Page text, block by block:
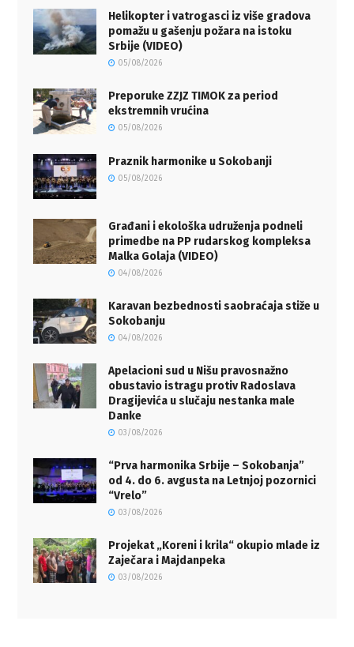
Helikopter i vatrogasci iz više gradova
pomažu u gašenju požara na istoku
Srbije (VIDEO)
05/08/2026
Preporuke ZZJZ TIMOK za period
ekstremnih vrućina
05/08/2026
Praznik harmonike u Sokobanji
05/08/2026
Građani i ekološka udruženja podneli
primedbe na PP rudarskog kompleksa
Malka Golaja (VIDEO)
04/08/2026
Karavan bezbednosti saobraćaja stiže u
Sokobanju
04/08/2026
Apelacioni sud u Nišu pravosnažno
obustavio istragu protiv Radoslava
Dragijevića u slučaju nestanka male
Danke
03/08/2026
“Prva harmonika Srbije – Sokobanja”
od 4. do 6. avgusta na Letnjoj pozornici
“Vrelo”
03/08/2026
Projekat „Koreni i krila“ okupio mlade iz
Zaječara i Majdanpeka
03/08/2026